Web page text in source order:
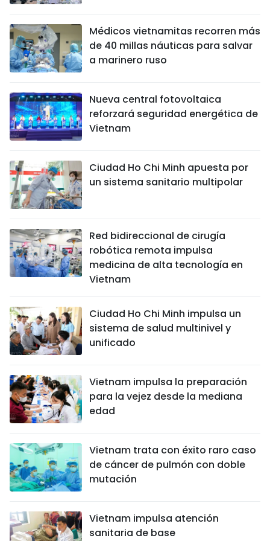
Médicos vietnamitas recorren más
de 40 millas náuticas para salvar
a marinero ruso
Nueva central fotovoltaica
reforzará seguridad energética de
Vietnam
Ciudad Ho Chi Minh apuesta por
un sistema sanitario multipolar
Red bidireccional de cirugía
robótica remota impulsa
medicina de alta tecnología en
Vietnam
Ciudad Ho Chi Minh impulsa un
sistema de salud multinivel y
unificado
Vietnam impulsa la preparación
para la vejez desde la mediana
edad
Vietnam trata con éxito raro caso
de cáncer de pulmón con doble
mutación
Vietnam impulsa atención
sanitaria de base